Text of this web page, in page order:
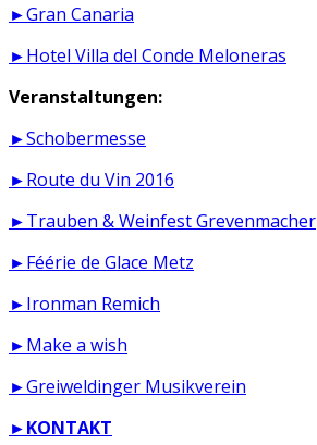
►Gran Canaria
►Hotel Villa del Conde Meloneras
Veranstaltungen:
►Schobermesse
►Route du Vin 2016
►Trauben & Weinfest Grevenmacher
►Féérie de Glace Metz
►Ironman Remich
►Make a wish
►Greiweldinger Musikverein
►KONTAKT